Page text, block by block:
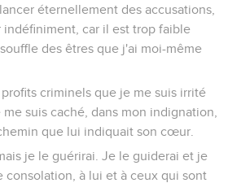
éternellement des accusations,
indéfiniment, car il est trop faible
des êtres que j'ai moi-même
profits criminels que je me suis irrité
suis caché, dans mon indignation,
que lui indiquait son cœur.
je le guérirai. Je le guiderai et je
consolation, à lui et à ceux qui sont